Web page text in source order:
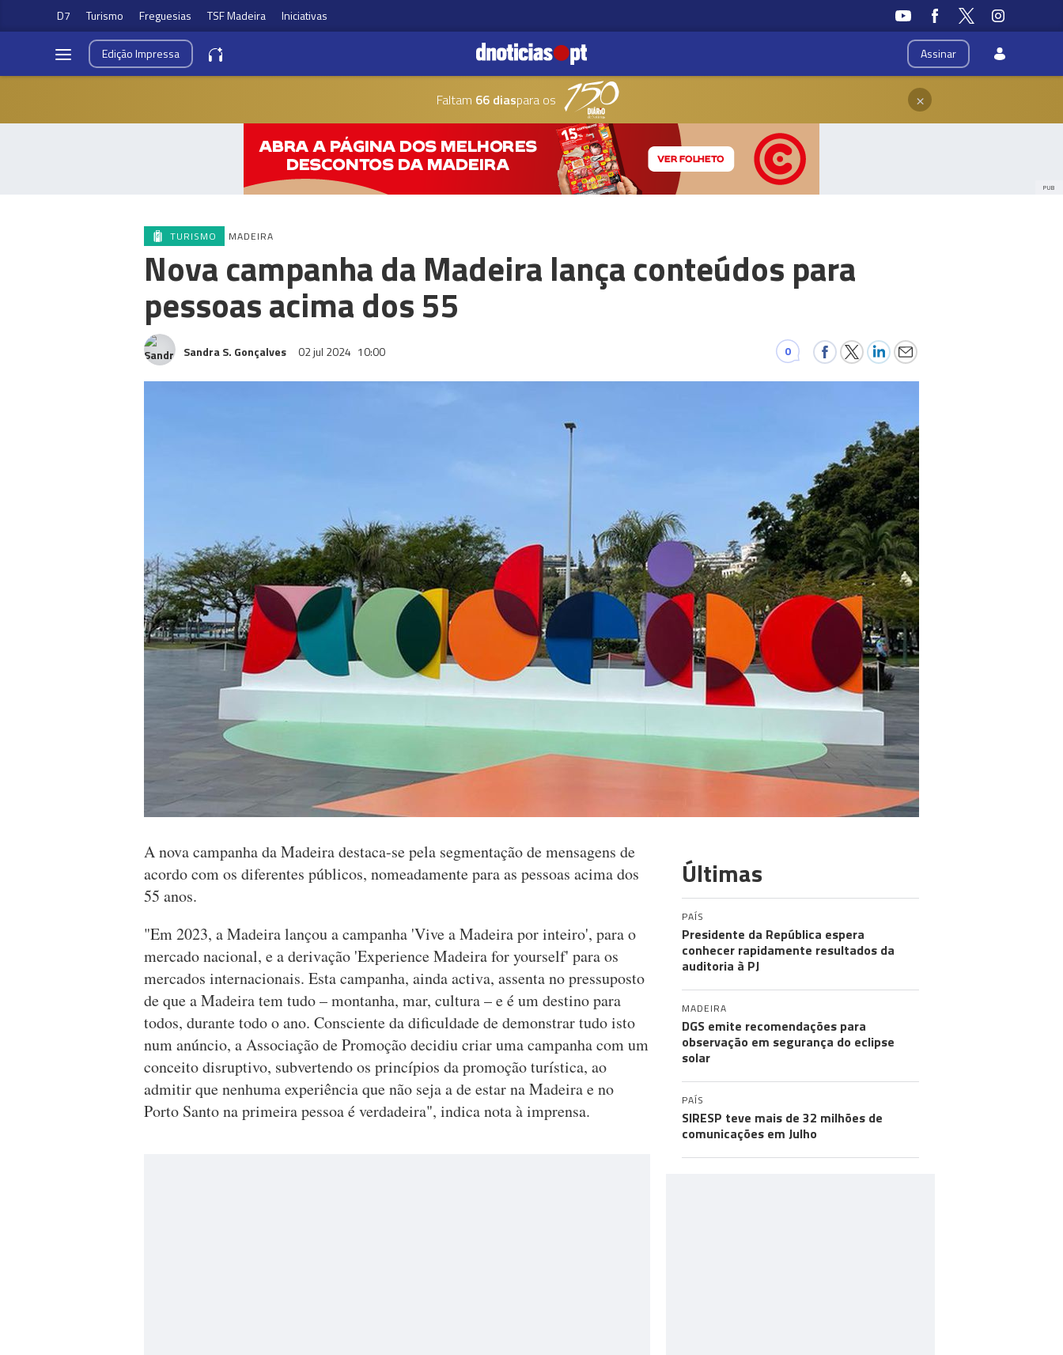
D7 Turismo Freguesias TSF Madeira Iniciativas
Assinar
EdiçãoImpressa
Faltam 66 diaspara os ×
PUB
TURISMO MADEIRA
Nova campanha da Madeira lança conteúdos para
pessoas acima dos 55
Sandra S. Gonçalves 02 jul 2024 10:00 0
A nova campanha da Madeira destaca-se pela segmentação de mensagens de
acordo com os diferentes públicos, nomeadamente para as pessoas acima dos
55 anos.
"Em 2023, a Madeira lançou a campanha 'Vive a Madeira por inteiro', para o
mercado nacional, e a derivação 'Experience Madeira for yourself' para os
mercados internacionais. Esta campanha, ainda activa, assenta no pressuposto
de que a Madeira tem tudo – montanha, mar, cultura – e é um destino para
todos, durante todo o ano. Consciente da dificuldade de demonstrar tudo isto
num anúncio, a Associação de Promoção decidiu criar uma campanha com um
conceito disruptivo, subvertendo os princípios da promoção turística, ao
admitir que nenhuma experiência que não seja a de estar na Madeira e no
Porto Santo na primeira pessoa é verdadeira", indica nota à imprensa.
Últimas
PAÍS
Presidente da República espera
conhecer rapidamente resultados da
auditoria à PJ
MADEIRA
DGS emite recomendações para
observação em segurança do eclipse
solar
PAÍS
SIRESP teve mais de 32 milhões de
comunicações em Julho